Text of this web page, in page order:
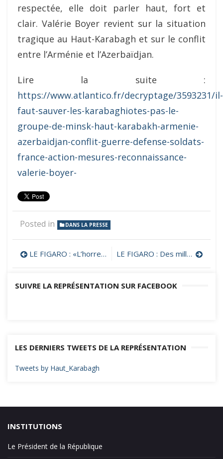
respectée, elle doit parler haut, fort et
clair. Valérie Boyer revient sur la situation
tragique au Haut-Karabagh et sur le conflit
entre l’Arménie et l’Azerbaïdjan.
Lire la suite :
https://www.atlantico.fr/decryptage/3593231/il-
faut-sauver-les-karabaghiotes-pas-le-
groupe-de-minsk-haut-karabakh-armenie-
azerbaidjan-conflit-guerre-defense-soldats-
france-action-mesures-reconnaissance-
valerie-boyer-
Posted in DANS LA PRESSE
Navigation
de
l’article
LE FIGARO : «L’horreur de la guerre», l’incroyable mission sauvetage de médecins français dans le Haut-Karabakh LE FIGARO : Des milliers d’Arméniens réunis pour demander la «reconnaissance» de l’indépendance du Haut-Karabakh
SUIVRE LA REPRÉSENTATION SUR FACEBOOK
LES DERNIERS TWEETS DE LA REPRÉSENTATION
Tweets by Haut_Karabagh
INSTITUTIONS
Le Président de la République